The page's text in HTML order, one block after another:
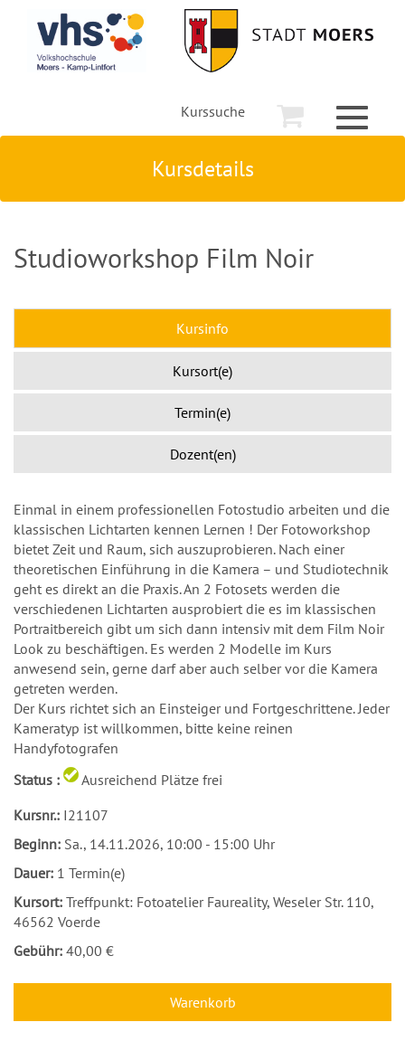
Kurssuche
Toggle
Kursdetails
Studioworkshop Film Noir
Kursinfo
Kursort(e)
Termin(e)
Dozent(en)
Einmal in einem professionellen Fotostudio arbeiten und die
klassischen Lichtarten kennen Lernen ! Der Fotoworkshop
bietet Zeit und Raum, sich auszuprobieren. Nach einer
theoretischen Einführung in die Kamera – und Studiotechnik
geht es direkt an die Praxis. An 2 Fotosets werden die
verschiedenen Lichtarten ausprobiert die es im klassischen
Portraitbereich gibt um sich dann intensiv mit dem Film Noir
Look zu beschäftigen. Es werden 2 Modelle im Kurs
anwesend sein, gerne darf aber auch selber vor die Kamera
getreten werden.
Der Kurs richtet sich an Einsteiger und Fortgeschrittene. Jeder
Kameratyp ist willkommen, bitte keine reinen
Handyfotografen
Status :
Ausreichend Plätze frei
Kursnr.: I21107
Beginn: Sa., 14.11.2026, 10:00 - 15:00 Uhr
Dauer: 1 Termin(e)
Kursort: Treffpunkt: Fotoatelier Faureality, Weseler Str. 110,
46562 Voerde
Gebühr: 40,00 €
Warenkorb